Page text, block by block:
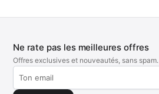
Ne rate pas les meilleures offres
Offres exclusives et nouveautés, sans spam.